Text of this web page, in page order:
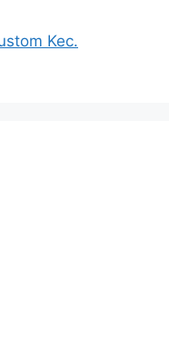
Kec.